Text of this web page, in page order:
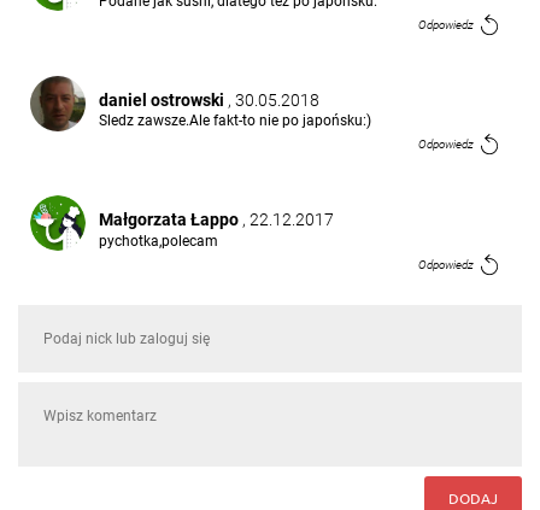
Odpowiedz
daniel ostrowski , 30.05.2018
Sledz zawsze.Ale fakt-to nie po japońsku:)
Odpowiedz
Małgorzata Łappo , 22.12.2017
pychotka,polecam
Odpowiedz
Damian Nalewajek
DODAJ